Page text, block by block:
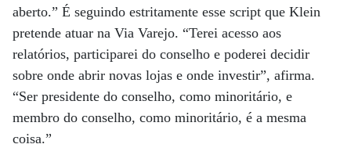
aberto.” É seguindo estritamente esse script que Klein
pretende atuar na Via Varejo. “Terei acesso aos
relatórios, participarei do conselho e poderei decidir
sobre onde abrir novas lojas e onde investir”, afirma.
“Ser presidente do conselho, como minoritário, e
membro do conselho, como minoritário, é a mesma
coisa.”